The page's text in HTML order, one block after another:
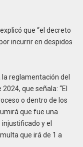
que “el decreto
incurrir en despidos
reglamentación del
que señala: “El
o dentro de los
que fue una
y el
que irá de 1 a